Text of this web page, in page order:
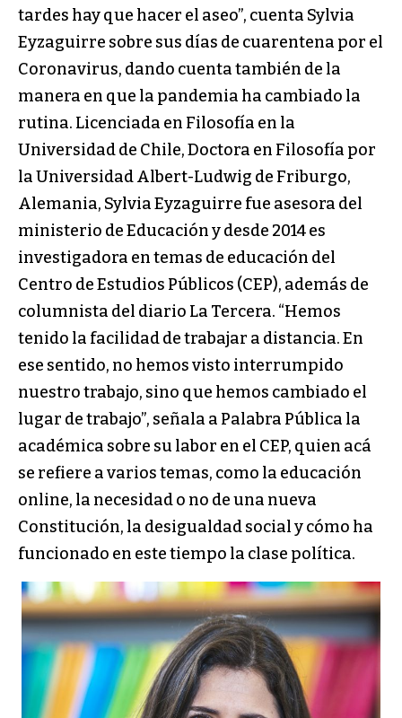
tardes hay que hacer el aseo”, cuenta Sylvia
Eyzaguirre sobre sus días de cuarentena por el
Coronavirus, dando cuenta también de la
manera en que la pandemia ha cambiado la
rutina. Licenciada en Filosofía en la
Universidad de Chile, Doctora en Filosofía por
la Universidad Albert-Ludwig de Friburgo,
Alemania, Sylvia Eyzaguirre fue asesora del
ministerio de Educación y desde 2014 es
investigadora en temas de educación del
Centro de Estudios Públicos (CEP), además de
columnista del diario La Tercera. “Hemos
tenido la facilidad de trabajar a distancia. En
ese sentido, no hemos visto interrumpido
nuestro trabajo, sino que hemos cambiado el
lugar de trabajo”, señala a Palabra Pública la
académica sobre su labor en el CEP, quien acá
se refiere a varios temas, como la educación
online, la necesidad o no de una nueva
Constitución, la desigualdad social y cómo ha
funcionado en este tiempo la clase política.